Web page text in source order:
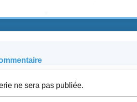
ne sera pas publiée.